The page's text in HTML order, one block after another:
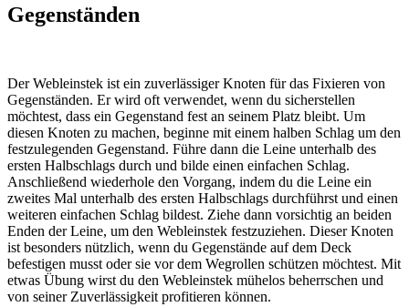
Gegenständen
Der Webleinstek ist ein zuverlässiger Knoten für das Fixieren von
Gegenständen. Er wird oft verwendet, wenn du sicherstellen
möchtest, dass ein Gegenstand fest an seinem Platz bleibt. Um
diesen Knoten zu machen, beginne mit einem halben Schlag um den
festzulegenden Gegenstand. Führe dann die Leine unterhalb des
ersten Halbschlags durch und bilde einen einfachen Schlag.
Anschließend wiederhole den Vorgang, indem du die Leine ein
zweites Mal unterhalb des ersten Halbschlags durchführst und einen
weiteren einfachen Schlag bildest. Ziehe dann vorsichtig an beiden
Enden der Leine, um den Webleinstek festzuziehen. Dieser Knoten
ist besonders nützlich, wenn du Gegenstände auf dem Deck
befestigen musst oder sie vor dem Wegrollen schützen möchtest. Mit
etwas Übung wirst du den Webleinstek mühelos beherrschen und
von seiner Zuverlässigkeit profitieren können.